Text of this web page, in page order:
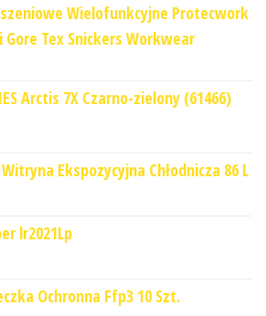
Wielofunkcyjne Protecwork
Gore Tex Snickers Workwear
Arctis 7X Czarno-zielony (61466)
Ekspozycyjna Chłodnicza 86 L
lr2021Lp
Ochronna Ffp3 10 Szt.